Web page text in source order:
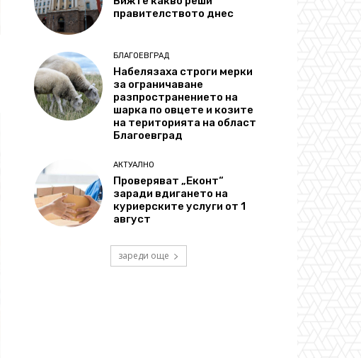
правителството днес
БЛАГОЕВГРАД
Набелязаха строги мерки
за ограничаване
разпространението на
шарка по овцете и козите
на територията на област
Благоевград
АКТУАЛНО
Проверяват „Еконт“
заради вдигането на
куриерските услуги от 1
август
зареди още